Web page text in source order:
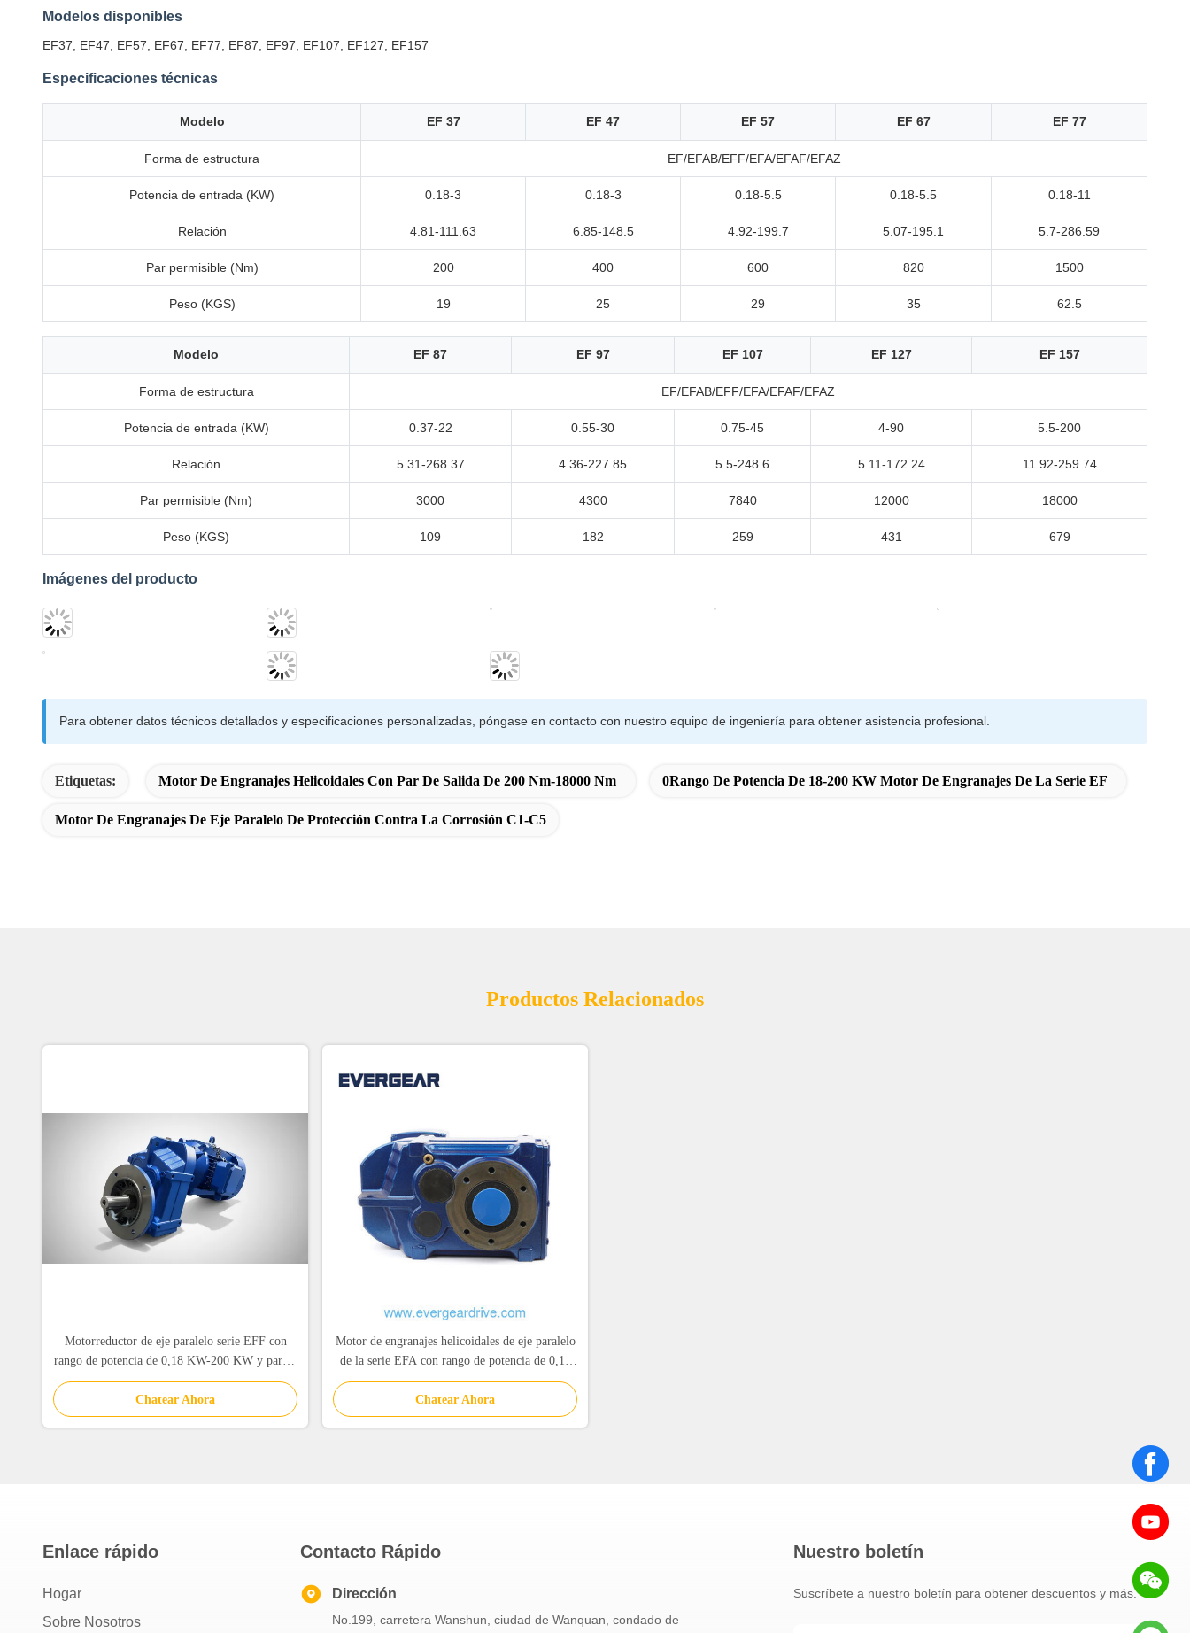
Modelos disponibles
EF37, EF47, EF57, EF67, EF77, EF87, EF97, EF107, EF127, EF157
Especificaciones técnicas
Modelo EF 37 EF 47 EF 57 EF 67 EF 77
Forma de estructura EF/EFAB/EFF/EFA/EFAF/EFAZ
Potencia de entrada (KW) 0.18-3 0.18-3 0.18-5.5 0.18-5.5 0.18-11
Relación 4.81-111.63 6.85-148.5 4.92-199.7 5.07-195.1 5.7-286.59
Par permisible (Nm) 200 400 600 820 1500
Peso (KGS) 19 25 29 35 62.5
Modelo EF 87 EF 97 EF 107 EF 127 EF 157
Forma de estructura EF/EFAB/EFF/EFA/EFAF/EFAZ
Potencia de entrada (KW) 0.37-22 0.55-30 0.75-45 4-90 5.5-200
Relación 5.31-268.37 4.36-227.85 5.5-248.6 5.11-172.24 11.92-259.74
Par permisible (Nm) 3000 4300 7840 12000 18000
Peso (KGS) 109 182 259 431 679
Imágenes del producto
Para obtener datos técnicos detallados y especificaciones personalizadas, póngase en contacto con nuestro equipo de ingeniería para obtener asistencia profesional.
Etiquetas: Motor De Engranajes Helicoidales Con Par De Salida De 200 Nm-18000 Nm 0Rango De Potencia De 18-200 KW Motor De Engranajes De La Serie EF
Motor De Engranajes De Eje Paralelo De Protección Contra La Corrosión C1-C5
Productos Relacionados
Motorreductor de eje paralelo serie EFF con
rango de potencia de 0,18 KW-200 KW y par de
salida de 200 Nm-18000 Nm con protección
contra la corrosión C1-C5
Chatear Ahora
Motor de engranajes helicoidales de eje paralelo
de la serie EFA con rango de potencia de 0,18
kW-200 kW y par de salida de 200 Nm-18000
Nm
Chatear Ahora
Enlace rápido
Hogar
Sobre Nosotros
Contacto Rápido
Dirección
No.199, carretera Wanshun, ciudad de Wanquan, condado de
Nuestro boletín
Suscríbete a nuestro boletín para obtener descuentos y más.